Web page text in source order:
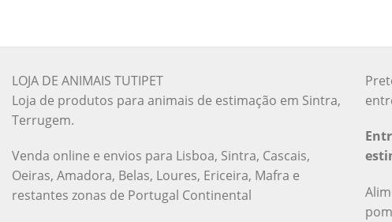
LOJA DE ANIMAIS TUTIPET
Loja de produtos para animais de estimação em Sintra,
Terrugem.
Venda online e envios para Lisboa, Sintra, Cascais,
Oeiras, Amadora, Belas, Loures, Ericeira, Mafra e
restantes zonas de Portugal Continental